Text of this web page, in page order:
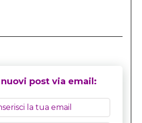
post via email: